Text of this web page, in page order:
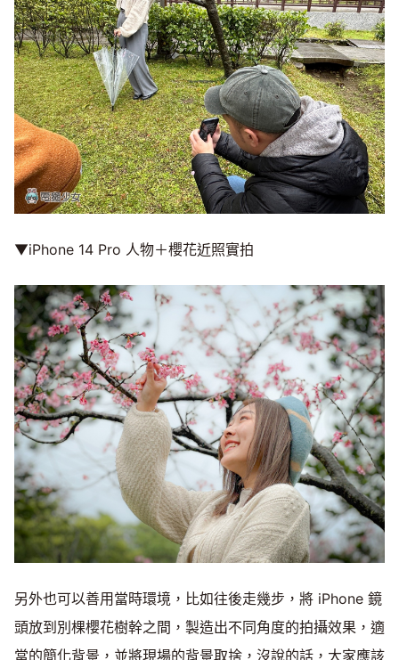
▼iPhone 14 Pro 人物＋櫻花近照實拍
另外也可以善用當時環境，比如往後走幾步，將 iPhone 鏡
頭放到別棵櫻花樹幹之間，製造出不同角度的拍攝效果，適
當的簡化背景，並將現場的背景取捨，沒說的話，大家應該